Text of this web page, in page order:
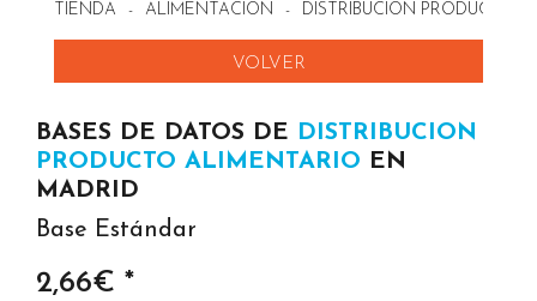
TIENDA - ALIMENTACION - DISTRIBUCION PRODUCTO
VOLVER
BASES DE DATOS DE DISTRIBUCION
PRODUCTO ALIMENTARIO EN
MADRID
Base Estándar
2,66€ *